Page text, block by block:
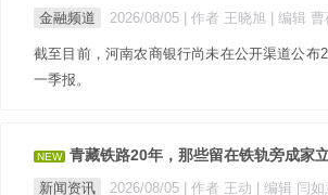
金融频道 2026/08/05 | 作者 王晓旭 | 编辑 曹
截至目前，河南农商银行尚未在公开渠道公布
一季报。
NEW 青藏铁路20年，那些留在铁轨旁成家
新闻资讯 2026/08/05 | 作者 王动 | 编辑 闫如